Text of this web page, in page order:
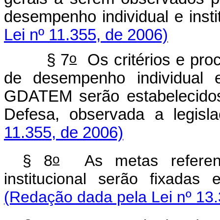
desempenho individual e
Lei nº 11.355, de 2006)
§ 7oOs critérios e
de desempenho
GDATEM serão
Defesa, observada a
11.355, de 2006)
§ 8oAs metas
institucional serão
(Redação dada pela Lei nº